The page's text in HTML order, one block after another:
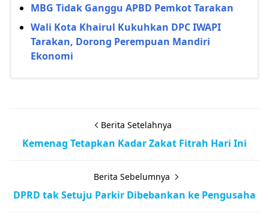
MBG Tidak Ganggu APBD Pemkot Tarakan
Wali Kota Khairul Kukuhkan DPC IWAPI
Tarakan, Dorong Perempuan Mandiri
Ekonomi
Berita Setelahnya
Kemenag Tetapkan Kadar Zakat Fitrah Hari Ini
Berita Sebelumnya
DPRD tak Setuju Parkir Dibebankan ke Pengusaha